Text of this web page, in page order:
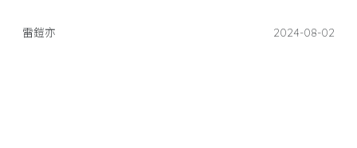
雷鎧亦 2024-08-02